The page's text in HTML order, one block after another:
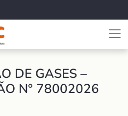
DE GASES –
N° 78002026